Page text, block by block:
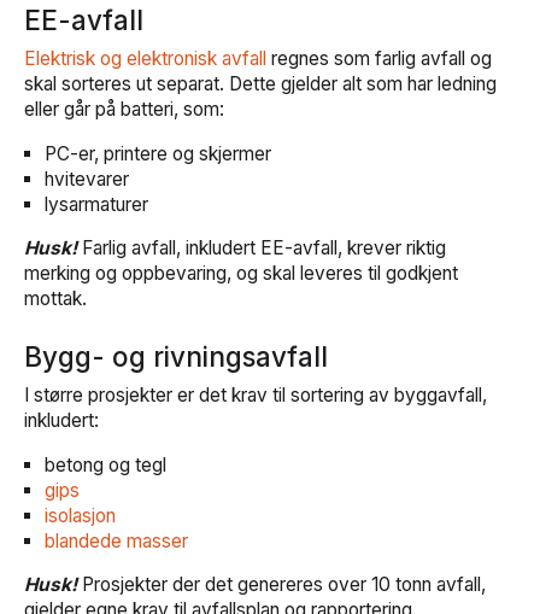
EE-avfall
Elektrisk og elektronisk avfall regnes som farlig avfall og
skal sorteres ut separat. Dette gjelder alt som har ledning
eller går på batteri, som:
PC-er, printere og skjermer
hvitevarer
lysarmaturer
Husk! Farlig avfall, inkludert EE-avfall, krever riktig
merking og oppbevaring, og skal leveres til godkjent
mottak.
Bygg- og rivningsavfall
I større prosjekter er det krav til sortering av byggavfall,
inkludert:
betong og tegl
gips
isolasjon
blandede masser
Husk!Prosjekter der det genereres over 10 tonn avfall,